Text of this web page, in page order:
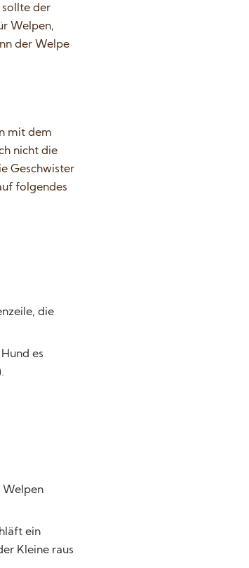
sollte der
Welpen,
der Welpe
mit dem
nicht die
Geschwister
folgendes
die
es
Welpen
ein
Kleine raus